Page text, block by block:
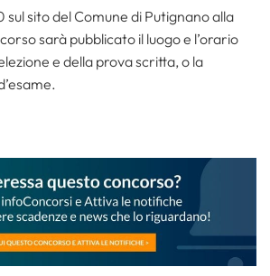
sul sito del Comune di Putignano alla
sarà pubblicato il luogo e l’orario
e della prova scritta, o la